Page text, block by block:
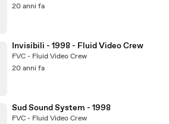
20 anni fa
Invisibili - 1998 - Fluid Video Crew
FVC - Fluid Video Crew
20 anni fa
Sud Sound System - 1998
FVC - Fluid Video Crew